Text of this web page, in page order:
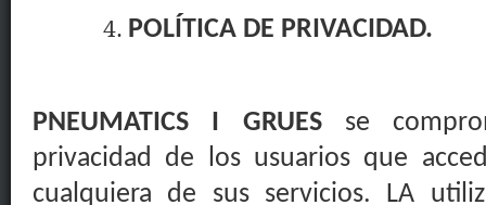
POLÍTICA DE PRIVACIDAD.
PNEUMATICS I GRUESse
privacidad de los usuarios que
cualquiera de sus servicios. LA